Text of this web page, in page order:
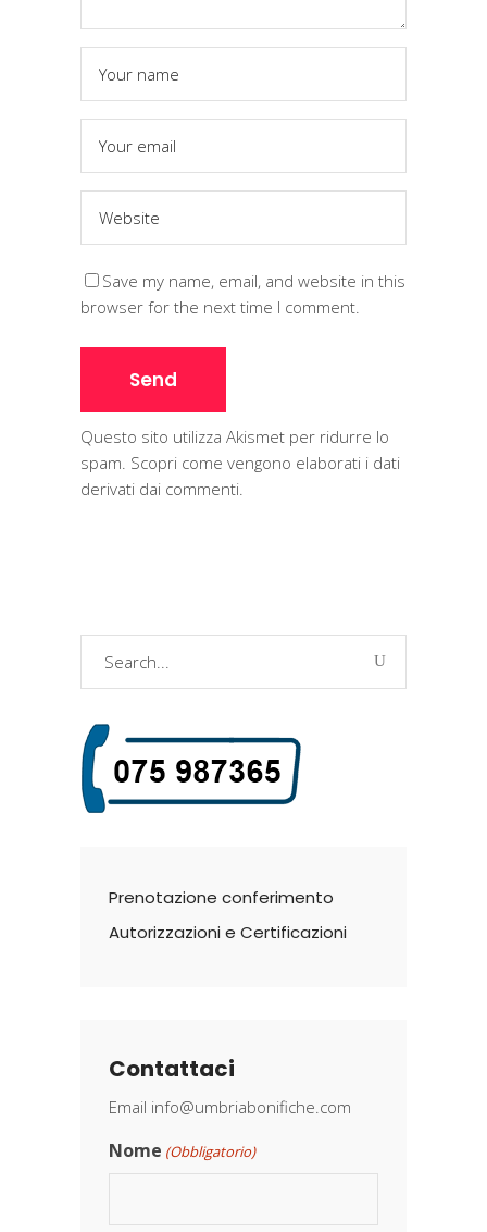
Save my name, email, and website in this
browser for the next time I comment.
Questo sito utilizza Akismet per ridurre lo
spam. Scopri come vengono elaborati i dati
derivati dai commenti.
Prenotazione conferimento
Autorizzazioni e Certificazioni
Contattaci
Email info@umbriabonifiche.com
Nome (Obbligatorio)